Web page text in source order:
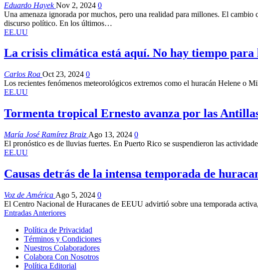
Eduardo HayekNov 2, 2024 0
Una amenaza ignorada por muchos, pero una realidad para millones. El
discurso político. En los últimos…
EE.UU
La crisis climática está aquí. No hay tiempo para
Carlos Roa Oct 23, 2024 0
Los recientes fenómenos meteorológicos extremos como el huracán Helene o
EE.UU
Tormenta tropical Ernesto avanza por las
María José Ramírez Braiz Ago 13, 2024 0
El pronóstico es de lluvias fuertes. En Puerto Rico se suspendieron las
EE.UU
Causas detrás de la intensa temporada de
Voz de América Ago 5, 2024 0
El Centro Nacional de Huracanes de EEUU advirtió sobre una temporada
Entradas Anteriores
Política de Privacidad
Términos y Condiciones
Nuestros Colaboradores
Colabora Con Nosotros
Política Editorial